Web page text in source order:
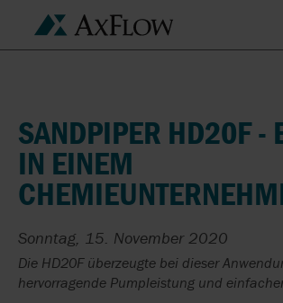
SANDPIPER HD20F -
IN EINEM
Sonntag, 15. November 2020
Die HD20F überzeugte bei dieser
hervorragende Pumpleistung und